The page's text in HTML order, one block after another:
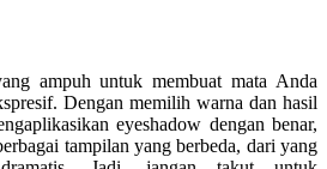
ampuh untuk membuat mata Anda
Dengan memilih warna dan hasil
eyeshadow dengan benar,
tampilan yang berbeda, dari yang